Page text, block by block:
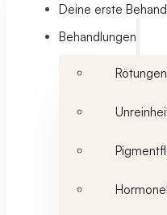
Deine erste
Behandlungen